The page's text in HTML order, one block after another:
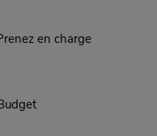
en charge